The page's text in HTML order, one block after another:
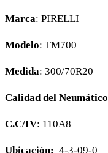
Marca: PIRELLI
Modelo: TM700
Medida: 300/70R20
Calidad del Neumático
C.C/IV: 110A8
Ubicación: 4-3-09-0